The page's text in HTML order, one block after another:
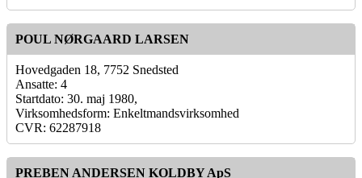
POUL NØRGAARD LARSEN
Hovedgaden 18, 7752 Snedsted
Ansatte: 4
Startdato: 30. maj 1980,
Virksomhedsform: Enkeltmandsvirksomhed
CVR: 62287918
PREBEN ANDERSEN KOLDBY ApS